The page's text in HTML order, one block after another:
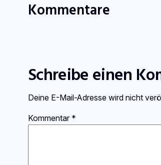
Kommentare
Schreibe einen
Deine E-Mail-Adresse wird nicht
Kommentar *